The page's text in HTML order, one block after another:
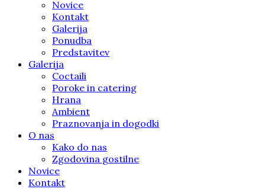
Novice
Kontakt
Galerija
Ponudba
Predstavitev
Galerija
Coctaili
Poroke in catering
Hrana
Ambient
Praznovanja in dogodki
O nas
Kako do nas
Zgodovina gostilne
Novice
Kontakt